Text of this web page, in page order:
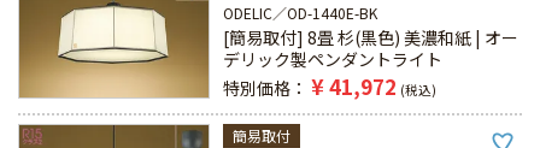
ODELIC
OD-1440E-BK
[簡易取付] 8畳 杉(黒色) 美濃和紙 | オー
デリック製ペンダントライト
特別価格
¥41,972 税込
簡易取付